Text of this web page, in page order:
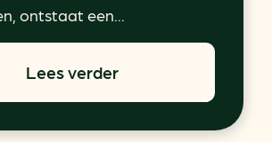
ontstaat een...
Lees verder